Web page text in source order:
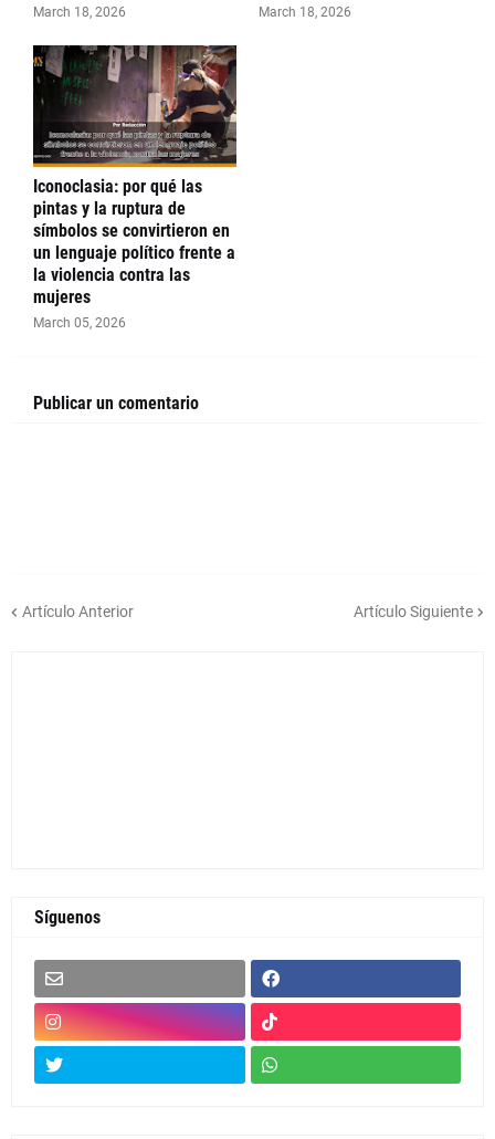
March 18, 2026 March 18, 2026
Iconoclasia: por qué las
pintas y la ruptura de
símbolos se convirtieron en
un lenguaje político frente a
la violencia contra las
mujeres
March 05, 2026
Publicar un comentario
Artículo Anterior Artículo Siguiente
Síguenos